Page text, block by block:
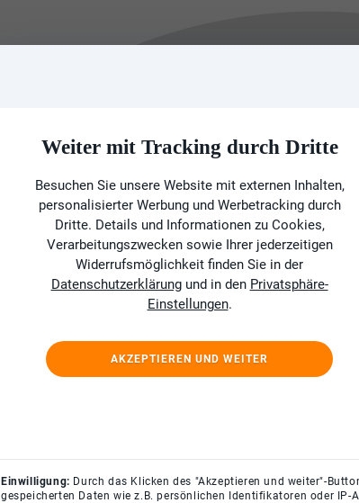
Weiter mit Tracking durch Dritte
Besuchen Sie unsere Website mit externen Inhalten,
personalisierter Werbung und Werbetracking durch
Dritte. Details und Informationen zu Cookies,
Verarbeitungszwecken sowie Ihrer jederzeitigen
Widerrufsmöglichkeit finden Sie in der
Datenschutzerklärungund in den Privatsphäre-
Einstellungen.
AKZEPTIEREN UND WEITER
Einwilligung: Durch das Klicken des "Akzeptieren und weiter"-
gespeicherten Daten wie z.B. persönlichen Identifikatoren oder IP-